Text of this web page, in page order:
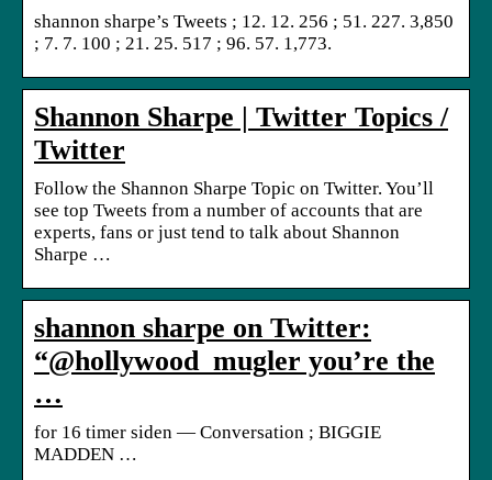
shannon sharpe’s Tweets ; 12. 12. 256 ; 51. 227. 3,850
; 7. 7. 100 ; 21. 25. 517 ; 96. 57. 1,773.
Shannon Sharpe | Twitter Topics /
Twitter
Follow the Shannon Sharpe Topic on Twitter. You’ll
see top Tweets from a number of accounts that are
experts, fans or just tend to talk about Shannon
Sharpe …
shannon sharpe on Twitter:
“@hollywood_mugler you’re the
…
for 16 timer siden — Conversation ; BIGGIE
MADDEN …